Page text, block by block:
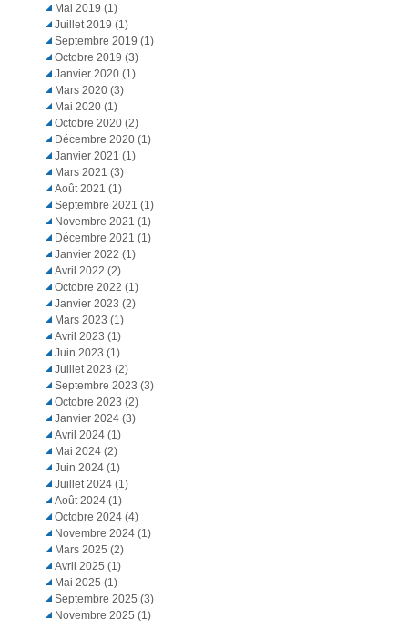
Mai 2019 (1)
Juillet 2019 (1)
Septembre 2019 (1)
Octobre 2019 (3)
Janvier 2020 (1)
Mars 2020 (3)
Mai 2020 (1)
Octobre 2020 (2)
Décembre 2020 (1)
Janvier 2021 (1)
Mars 2021 (3)
Août 2021 (1)
Septembre 2021 (1)
Novembre 2021 (1)
Décembre 2021 (1)
Janvier 2022 (1)
Avril 2022 (2)
Octobre 2022 (1)
Janvier 2023 (2)
Mars 2023 (1)
Avril 2023 (1)
Juin 2023 (1)
Juillet 2023 (2)
Septembre 2023 (3)
Octobre 2023 (2)
Janvier 2024 (3)
Avril 2024 (1)
Mai 2024 (2)
Juin 2024 (1)
Juillet 2024 (1)
Août 2024 (1)
Octobre 2024 (4)
Novembre 2024 (1)
Mars 2025 (2)
Avril 2025 (1)
Mai 2025 (1)
Septembre 2025 (3)
Novembre 2025 (1)